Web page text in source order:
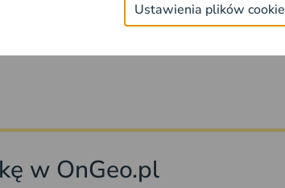
projektowaniem dla odcinków
– Ostrawa i Łętownia – Rzeszów.
w OnGeo.pl
Ustawienia plików cookie